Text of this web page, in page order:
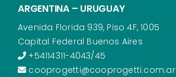
ARGENTINA – URUGUAY
Avenida Florida 939, Piso 4F, 1005
Capital Federal Buenos Aires
+54114311-4043/45
cooprogetti@cooprogetti.com.ar